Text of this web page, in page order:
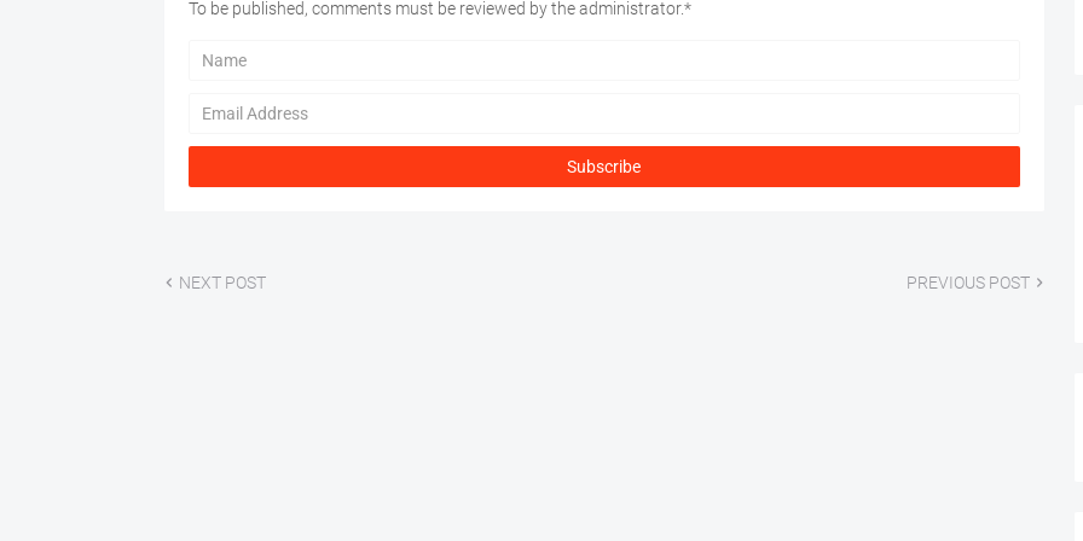
To be published, comments must be reviewed by the administrator.*
NEXT POST PREVIOUS POST